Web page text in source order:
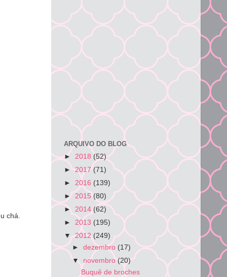
chá.
ARQUIVO DO BLOG
► 2018 (52)
►2017(71)
► 2016 (139)
► 2015(80)
► 2014(62)
► 2013 (195)
▼2012(249)
►dezembro (17)
▼ novembro(20)
Buquê de broches